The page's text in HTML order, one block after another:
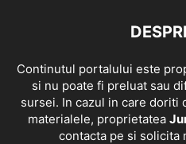
Continutul portalului este
si nu poate fi preluat sau
sursei. In cazul in care doriti
materialele, proprietatea
contacta pe si solicita